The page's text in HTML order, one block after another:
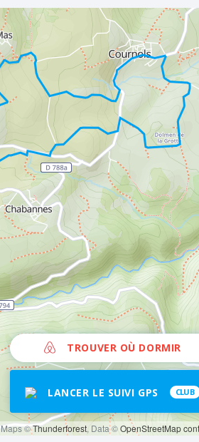
Maps ©Thunderforest, Data ©OpenStreetMap
TROUVER OÙ DORMIR
LANCER LE SUIVI GPS CLUB